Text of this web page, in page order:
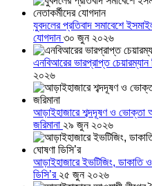
যুবদলের প্রতিবাদ সমাবেশে
যোগদান৩০ জুন ২০২৬
এনবিআরের ভারপ্রাপ্ত চেয়ারম্যান
২০২৬
আড়াইহাজারে শব্দদূষণ ও ভোক্তা
জরিমানা ২৯ জুন ২০২৬
আড়াইহাজারে ইভটিজিং, ডাকাতি
ডিসি’র ২৫ জুন ২০২৬